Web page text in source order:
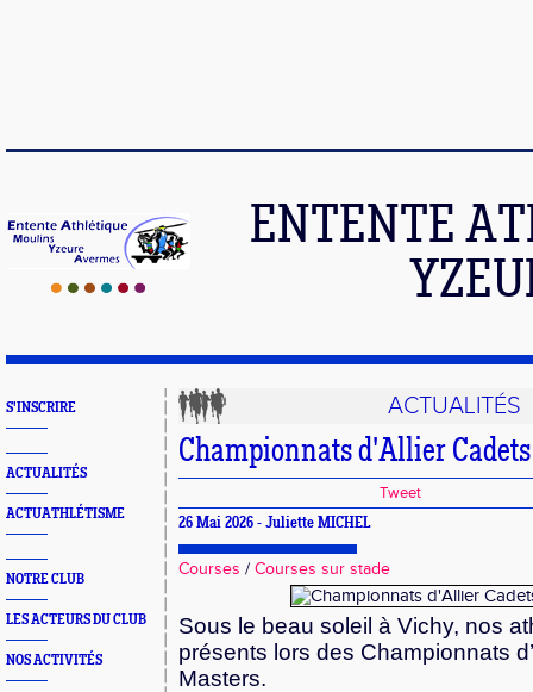
ENTENTE
S'INSCRIRE
ACTUALITÉS
ACTUATHLÉTISME
NOTRE CLUB
LES ACTEURS DU CLUB
NOS ACTIVITÉS
ACTUALITÉS
Championnats d'Allier
Tweet
26 Mai 2026 - Juliette MICHEL
Courses / Courses sur stade
Sous le beau soleil à Vichy, nos
présents lors des Championnats
Masters.